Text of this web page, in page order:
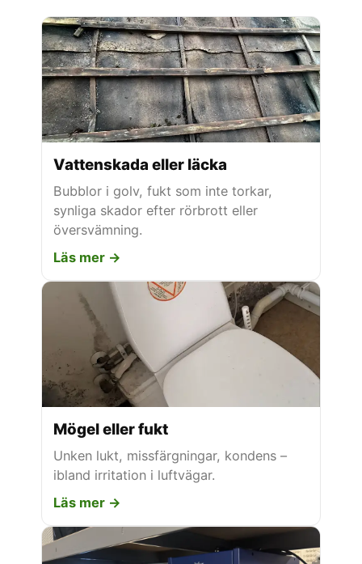
Vattenskada eller läcka
Bubblor i golv, fukt som inte torkar,
synliga skador efter rörbrott eller
översvämning.
Läs mer →
Mögel eller fukt
Unken lukt, missfärgningar, kondens –
ibland irritation i luftvägar.
Läs mer →